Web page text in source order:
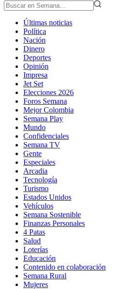
Últimas noticias
Política
Nación
Dinero
Deportes
Opinión
Impresa
Jet Set
Elecciones 2026
Foros Semana
Mejor Colombia
Semana Play
Mundo
Confidenciales
Semana TV
Gente
Especiales
Arcadia
Tecnología
Turismo
Estados Unidos
Vehículos
Semana Sostenible
Finanzas Personales
4 Patas
Salud
Loterías
Educación
Contenido en colaboración
Semana Rural
Mujeres